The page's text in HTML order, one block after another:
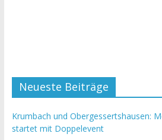
Neueste Beiträge
Krumbach und Obergessertshausen:
startet mit Doppelevent